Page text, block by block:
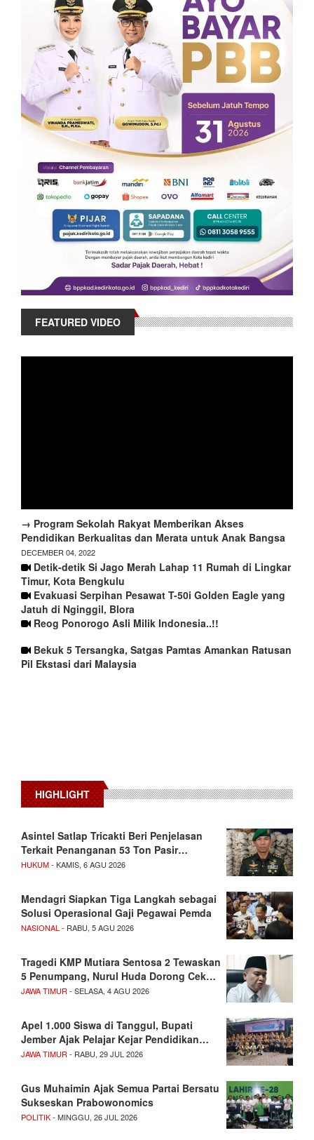
FEATURED VIDEO
→ Program Sekolah Rakyat Memberikan Akses
Pendidikan Berkualitas dan Merata untuk Anak Bangsa
DECEMBER 04, 2022
Detik-detik Si Jago Merah Lahap 11 Rumah di Lingkar
Timur, Kota Bengkulu
Evakuasi Serpihan Pesawat T-50i Golden Eagle yang
Jatuh di Nginggil, Blora
Reog Ponorogo Asli Milik Indonesia..!!
Bekuk 5 Tersangka, Satgas Pamtas Amankan Ratusan
Pil Ekstasi dari Malaysia
HIGHLIGHT
Asintel Satlap Tricakti Beri Penjelasan
Terkait Penanganan 53 Ton Pasir…
HUKUM- KAMIS, 6 AGU 2026
Mendagri Siapkan Tiga Langkah sebagai
Solusi Operasional Gaji Pegawai Pemda
NASIONAL - RABU, 5 AGU 2026
Tragedi KMP Mutiara Sentosa 2 Tewaskan
5 Penumpang, Nurul Huda Dorong Cek…
JAWA TIMUR - SELASA, 4 AGU 2026
Apel 1.000 Siswa di Tanggul, Bupati
Jember Ajak Pelajar Kejar Pendidikan…
JAWA TIMUR - RABU, 29 JUL 2026
Gus Muhaimin Ajak Semua Partai Bersatu
Sukseskan Prabowonomics
POLITIK- MINGGU, 26 JUL 2026